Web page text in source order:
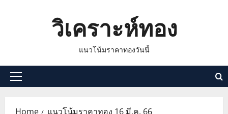
วิเคราะห์ทอง
แนวโน้มราคาทองวันนี้
Primary
Home แนวโน้มราคาทอง 16 มี.ค. 66